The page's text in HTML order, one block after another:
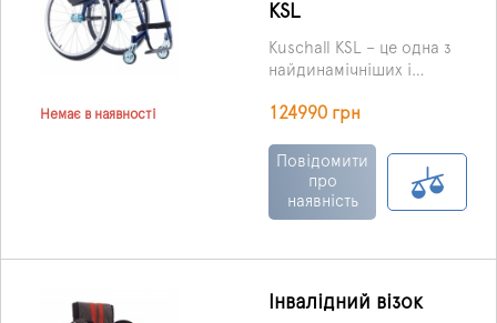
Немає в наявності
KSL
Kuschall KSL – це одна з
найдинамічніших і
активних колясок.
124990 грн
Повідомити
про
наявність
Інвалідний візок